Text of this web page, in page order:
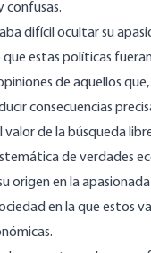
confusas.
difícil ocultar su
estas políticas
de aquellos
consecuencias
de la búsqueda
de verdades
en la
en la que estos